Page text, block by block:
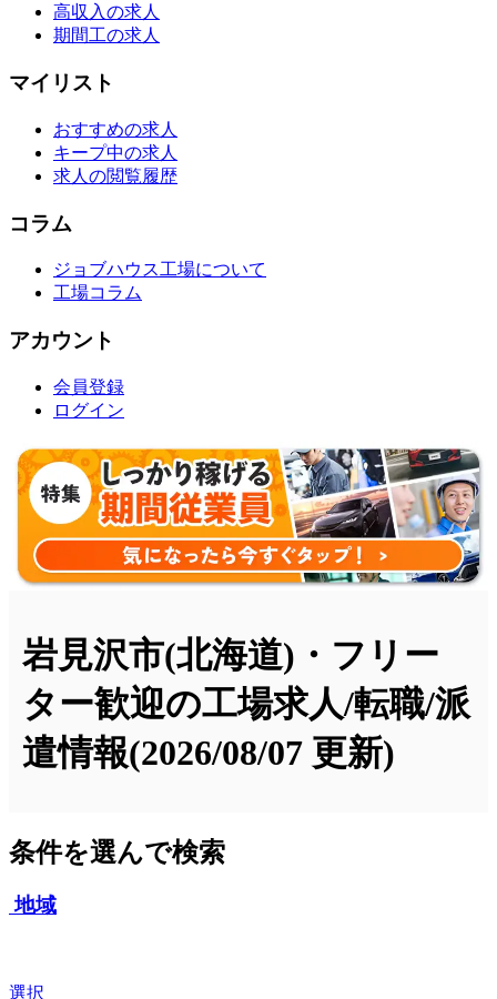
高収入の求人
期間工の求人
マイリスト
おすすめの求人
キープ中の求人
求人の閲覧履歴
コラム
ジョブハウス工場について
工場コラム
アカウント
会員登録
ログイン
岩見沢市(北海道)・フリー
ター歓迎の工場求人/転職/派
遣情報(2026/08/07 更新)
条件を選んで検索
地域
選択